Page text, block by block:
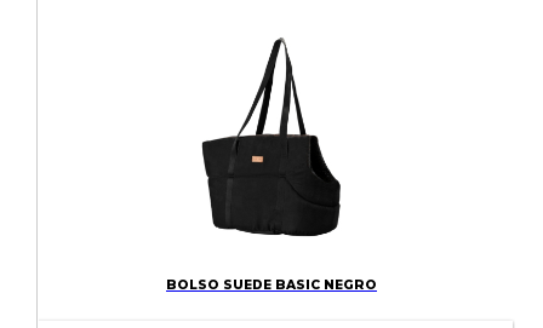
BOLSO SUEDE BASIC NEGRO